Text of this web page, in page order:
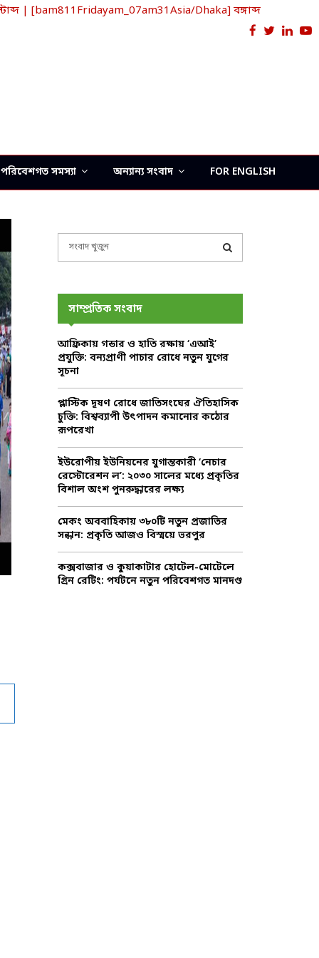
| [bam811Fridayam_07am31Asia/Dhaka] বঙ্গাব্দ
Facebook
Twitter
পরিবেশগত সমস্যা অন্যান্য সংবাদ FOR ENGLISH
o
r
:
R
C
H
সাম্প্রতিক সংবাদ
আফ্রিকায় গন্ডার ও হাতি রক্ষায় ‘এআই’
প্রযুক্তি: বন্যপ্রাণী পাচার রোধে নতুন যুগের
সূচনা
প্লাস্টিক দূষণ রোধে জাতিসংঘের ঐতিহাসিক
চুক্তি: বিশ্বব্যাপী উৎপাদন কমানোর কঠোর
রূপরেখা
ইউরোপীয় ইউনিয়নের যুগান্তকারী ‘নেচার
রেস্টোরেশন ল’: ২০৩০ সালের মধ্যে প্রকৃতির
বিশাল অংশ পুনরুদ্ধারের লক্ষ্য
মেকং অববাহিকায় ৩৮০টি নতুন প্রজাতির
সন্ধান: প্রকৃতি আজও বিস্ময়ে ভরপুর
কক্সবাজার ও কুয়াকাটার হোটেল-মোটেলে
গ্রিন রেটিং: পর্যটনে নতুন পরিবেশগত মানদণ্ড